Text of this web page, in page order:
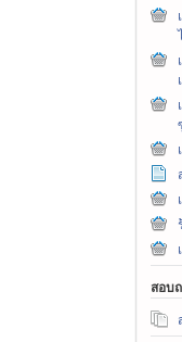
สอบ